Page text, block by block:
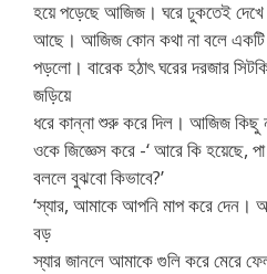
হয়ে পড়েছে আজিজ। ঘরে ঢুকতেই দেখে
আছে। আজিজ কোন কথা না বলে একটি
পড়লো। বারেক হঠাৎ ঘরের দরজার
জড়িয়ে
ধরে কান্না শুরু করে দিল। আজিজ কিছু
ওকে জিজ্ঞেস করে -‘ আরে কি হয়েছে,
বললে বুঝবো কিভাবে?’
‘স্যার, আমাকে আপনি মাপ করে
বড়
স্যার জানলে আমাকে গুলি করে মেরে